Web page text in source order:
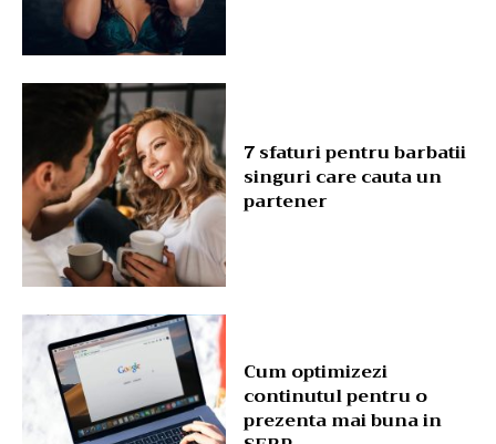
7 sfaturi pentru barbatii
singuri care cauta un
partener
Cum optimizezi
continutul pentru o
prezenta mai buna in